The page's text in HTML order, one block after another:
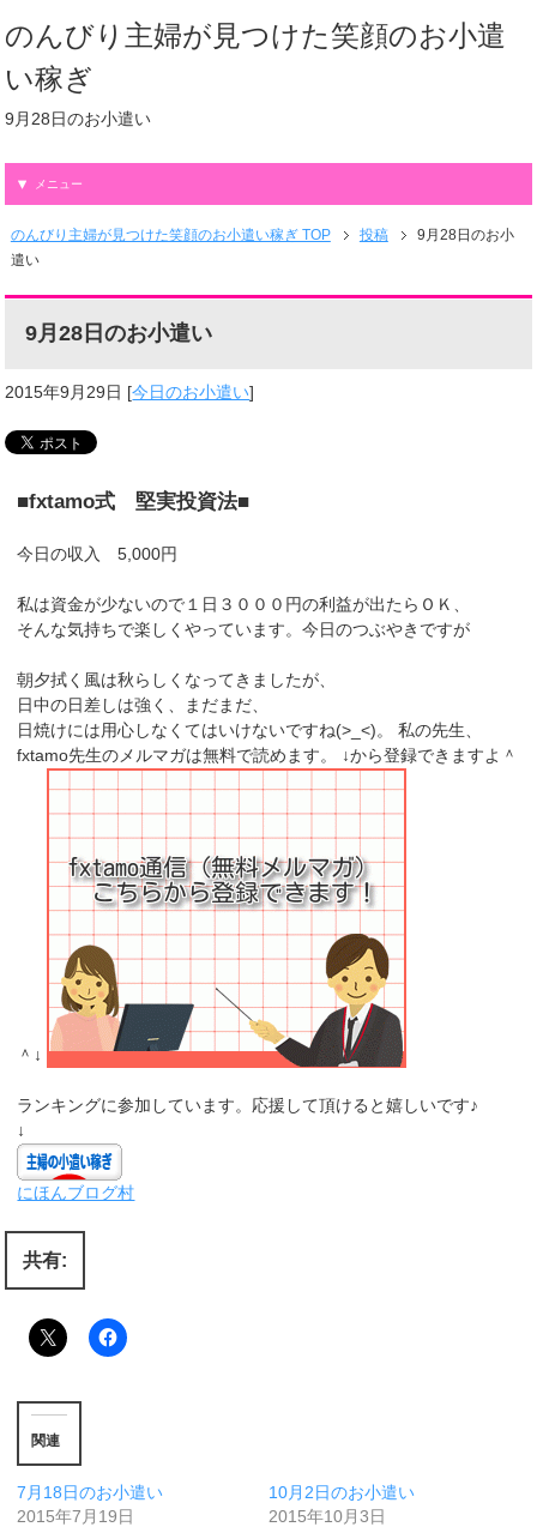
のんびり主婦が見つけた笑顔のお小遣
い稼ぎ
9月28日のお小遣い
メニュー
のんびり主婦が見つけた笑顔のお小遣い稼ぎ TOP 投稿
9月28日のお小
遣い
9月28日のお小遣い
2015年9月29日 [今日のお小遣い]
■fxtamo式 堅実投資法■
今日の収入 5,000円
私は資金が少ないので１日３０００円の利益が出たらＯＫ、
そんな気持ちで楽しくやっています。今日のつぶやきですが
朝夕拭く風は秋らしくなってきましたが、
日中の日差しは強く、まだまだ、
日焼けには用心しなくてはいけないですね(>_<)。 私の先生、
fxtamo先生のメルマガは無料で読めます。 ↓から登録できますよ＾
＾↓
ランキングに参加しています。応援して頂けると嬉しいです♪
↓
にほんブログ村
共有:
関連
7月18日のお小遣い
2015年7月19日
10月2日のお小遣い
2015年10月3日